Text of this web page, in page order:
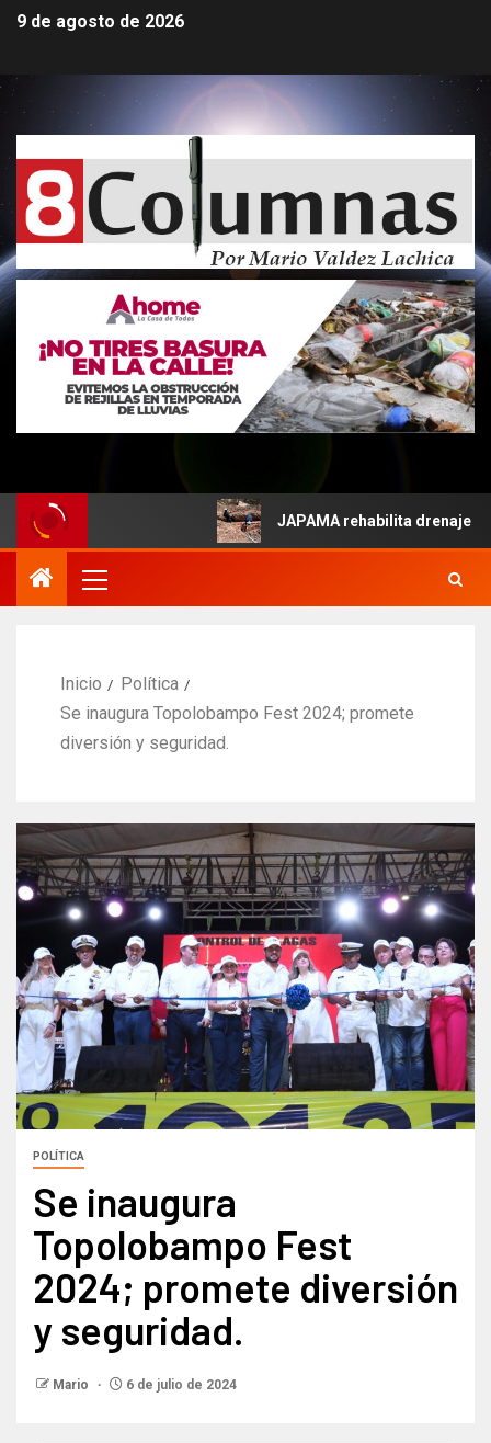
9 de agosto de 2026
JAPAMA rehabilita drenaje
Inicio
Política
Se inaugura Topolobampo Fest 2024; promete
diversión y seguridad.
POLÍTICA
Se inaugura
Topolobampo Fest
2024; promete diversión
y seguridad.
Mario 6 de julio de 2024